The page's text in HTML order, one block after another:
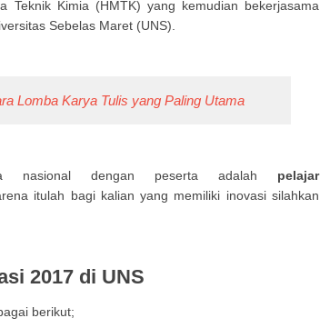
Teknik Kimia (HMTK) yang kemudian bekerjasama
Sebelas Maret (UNS).
Lomba Karya Tulis yang Paling Utama
nasional dengan peserta adalah pelajar
itulah bagi kalian yang memiliki inovasi silahkan
2017 di UNS
berikut;